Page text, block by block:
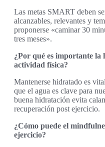
Las metas SMART deben
alcanzables, relevantes y
proponerse «caminar 30
tres meses».
¿Por qué es importante
actividad física?
Mantenerse hidratado es
que el agua es clave para
buena hidratación evita
recuperación post ejercicio.
¿Cómo puede el
ejercicio?